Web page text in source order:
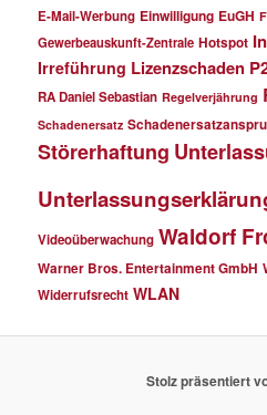
E-Mail-Werbung Einwilligung EuGH
Gewerbeauskunft-Zentrale Hotspot
Irreführung Lizenzschaden
RA Daniel Sebastian Regelverjährung
Schadenersatz
Störerhaftung
Videoüberwachung Waldorf
Warner Bros. Entertainment GmbH
Widerrufsrecht WLAN
Stolz präsentiert